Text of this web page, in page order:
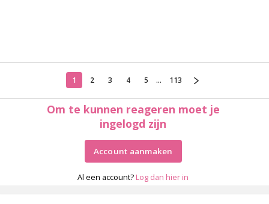
1 2 3 4 5 ... 113
Om te kunnen reageren moet je
ingelogd zijn
Account aanmaken
Al een account? Log dan hier in